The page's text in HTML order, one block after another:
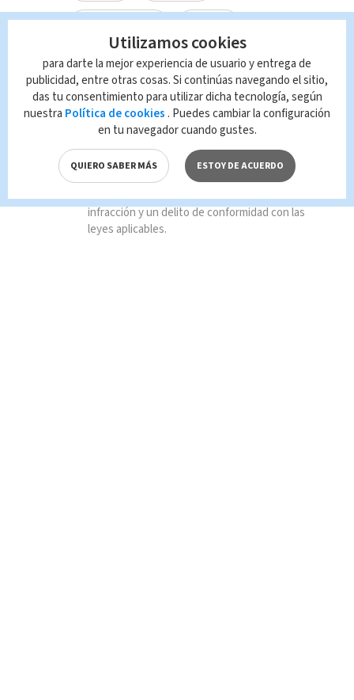
Estados Unidos hoteles
ICT temporada baja
Nacional
Queda prohibida la reproducción total o
parcial del contenido de esta página, mismo
que es propiedad de TELEDIARIO; su
reproducción no autorizada constituye una
infracción y un delito de conformidad con las
leyes aplicables.
Utilizamos cookies
para darte la mejor experiencia de usuario y entrega de
publicidad, entre otras cosas. Si continúas navegando el sitio,
das tu consentimiento para utilizar dicha tecnología, según
nuestra Política de cookies . Puedes cambiar la configuración
en tu navegador cuando gustes.
QUIERO SABER MÁS ESTOY DE ACUERDO